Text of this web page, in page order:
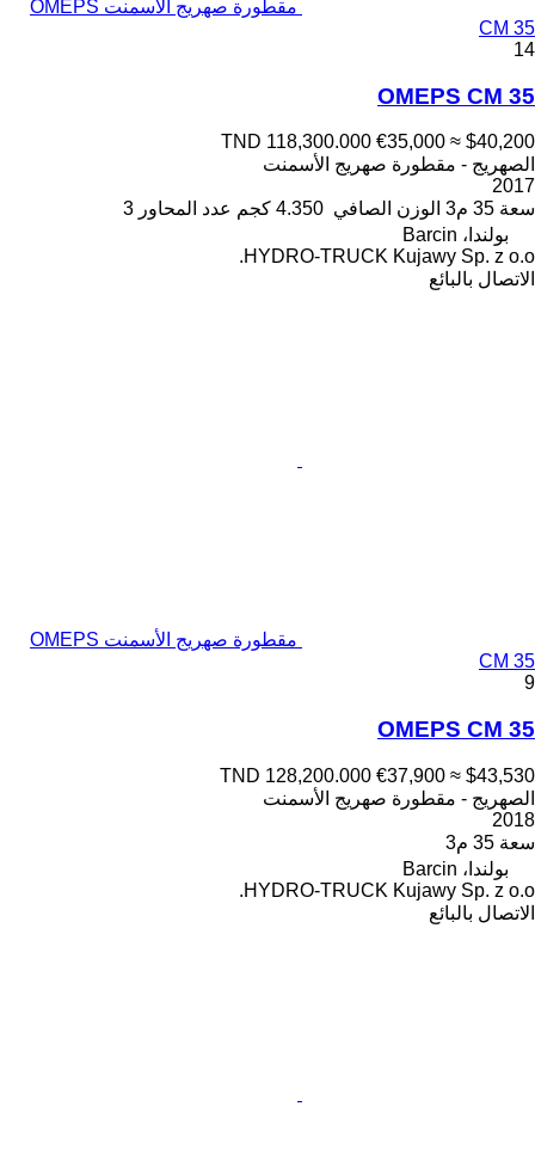
مقطورة صهريج الأسمنت OMEPS
CM 35
14
OMEPS CM 35
TND 118,300.000 €35,000 ≈ $40,200
الصهريج - مقطورة صهريج الأسمنت
2017
سعة 35 م3 الوزن الصافي 4.350 كجم عدد المحاور 3
بولندا، Barcin
HYDRO-TRUCK Kujawy Sp. z o.o.
الاتصال بالبائع
مقطورة صهريج الأسمنت OMEPS
CM 35
9
OMEPS CM 35
TND 128,200.000 €37,900 ≈ $43,530
الصهريج - مقطورة صهريج الأسمنت
2018
سعة 35 م3
بولندا، Barcin
HYDRO-TRUCK Kujawy Sp. z o.o.
الاتصال بالبائع